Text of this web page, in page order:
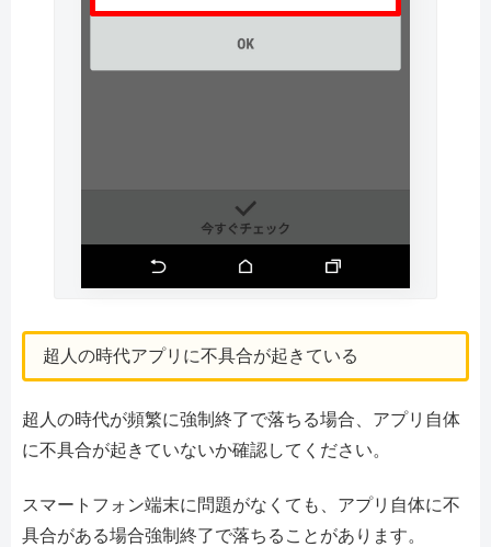
超人の時代アプリに不具合が起きている
超人の時代が頻繁に強制終了で落ちる場合、アプリ自体
に不具合が起きていないか確認してください。
スマートフォン端末に問題がなくても、アプリ自体に不
具合がある場合強制終了で落ちることがあります。